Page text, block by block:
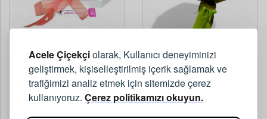
Acele Çiçekçiolarak, Kullanıcı deneyiminizi
geliştirmek, kişiselleştirilmiş içerik sağlamak ve
trafiğimizi analiz etmek için sitemizde çerez
kullanıyoruz. Çerez politikamızı okuyun.
Premium Beyaz Kutuda
Kırmızı Güller
2500 ,00
TL
Premium Papatya
Buket